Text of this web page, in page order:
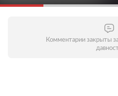
Комментарии закрыты